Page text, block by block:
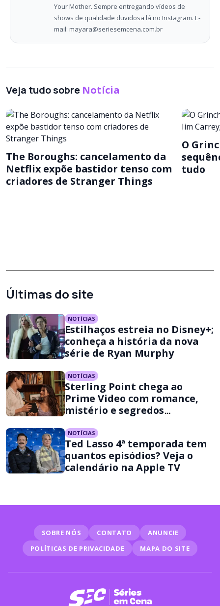
Your Mother. Sempre entregando vídeos de
shows de qualidade duvidosa lá no Instagram. E-
mail: mayara@seriesemcena.com.br
Veja tudo sobre Notícia
The Boroughs: cancelamento da
Netflix expõe bastidor tenso com
criadores de Stranger Things
O
tudo
Últimas do site
NOTÍCIAS
Estilhaços estreia no Disney+;
conheça a história da nova
série de Ryan Murphy
NOTÍCIAS
Sterling Point chega ao
Prime Video com romance,
mistério e segredos
NOTÍCIAS
Ted Lasso 4ª temporada tem
quantos episódios? Veja o
calendário na Apple TV
SOBRE NÓS CONTATO
ANUNCIE
POLÍTICAS DE PRIVACIDADE
MAPA DO SITE